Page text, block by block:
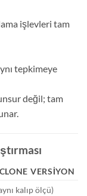
işlevleri tam
tepkimeye
değil; tam
VERSIYON
kalıp ölçü)